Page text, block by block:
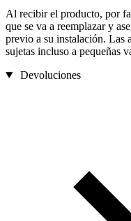
Al recibir el producto, por
que se va a reemplazar y
previo a su instalación. Las
sujetas incluso a pequeñas
Devoluciones